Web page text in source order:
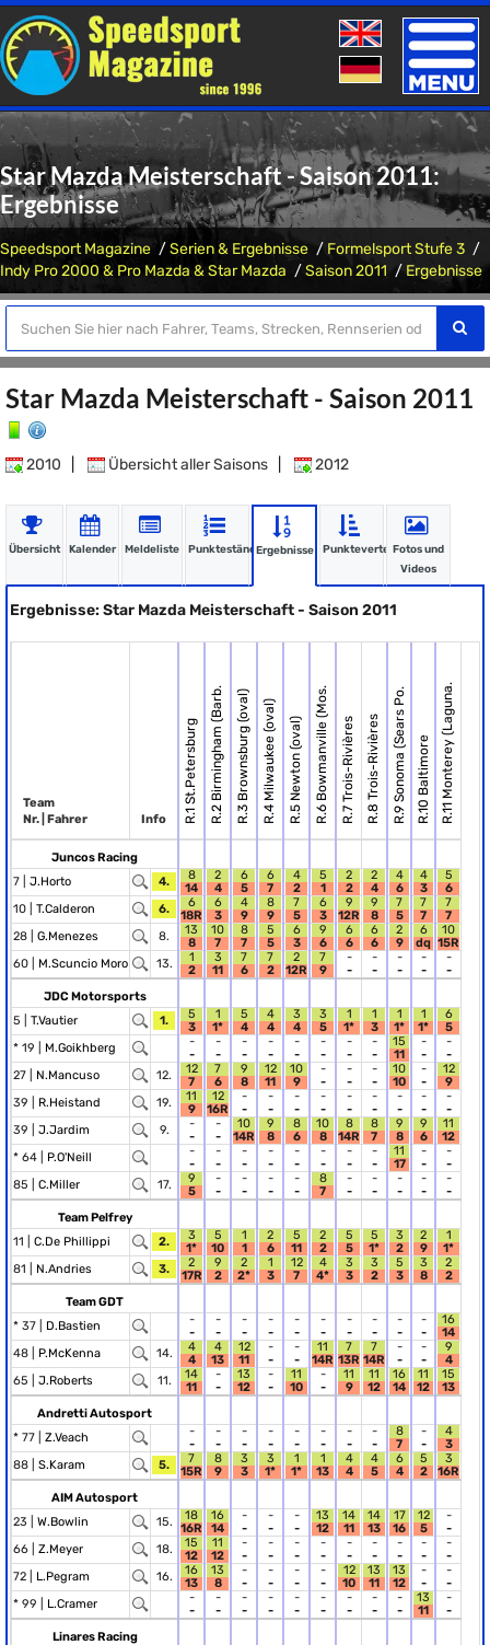
Toggle
Star Mazda Meisterschaft - Saison 2011:
Ergebnisse
Speedsport Magazine Serien & Ergebnisse
Formelsport Stufe 3
Indy Pro 2000 & Pro Mazda & Star Mazda
Saison 2011 Ergebnisse
Star Mazda Meisterschaft - Saison 2011
2010 Übersicht aller Saisons 2012
Übersicht Kalender Meldeliste PunkteständeErgebnisse PunkteverteilungFotos und
Videos
Ergebnisse: Star Mazda Meisterschaft - Saison 2011
Team
Nr. | Fahrer
Info R.1 St.PetersburgR.2 Birmingham (Barb.R.3 Brownsburg (oval)R.4 Milwaukee (oval)R.5 Newton (oval)R.6 Bowmanville (Mos.R.7 Trois-RivièresR.8 Trois-RivièresR.9 Sonoma (Sears Po.R.10 BaltimoreR.11 Monterey (Laguna.
Juncos Racing
7 | J.Horto 4.
8
14
2
4
6
5
6
7
4
2
5
1
2
2
2
4
4
6
4
3
5
6
10 | T.Calderon 6.
6
18R
6
3
4
9
8
9
7
5
6
3
9
12R
9
8
7
5
7
7
7
7
28 | G.Menezes 8.
13
8
10
7
8
7
5
5
6
3
9
6
6
6
6
6
2
9
6
dq
10
15R
60 | M.Scuncio Moro 13.
1
2
3
11
7
6
7
2
2
12R
7
9
-
-
-
-
-
-
-
-
-
-
JDC Motorsports
5 | T.Vautier 1.
5
3
1
1*
5
4
4
4
3
4
3
5
1
1*
1
3
1
1*
1
1*
6
5
* 19 | M.Goikhberg
-
-
-
-
-
-
-
-
-
-
-
-
-
-
-
-
15
11
-
-
-
-
27 | N.Mancuso 12.
12
7
7
6
9
8
12
11
10
9
-
-
-
-
-
-
10
10
-
-
12
9
39 | R.Heistand 19.
11
9
12
16R
-
-
-
-
-
-
-
-
-
-
-
-
-
-
-
-
-
-
39 | J.Jardim 9.
-
-
-
-
10
14R
9
8
8
6
10
8
8
14R
8
7
9
8
9
6
11
12
* 64 | P.O'Neill
-
-
-
-
-
-
-
-
-
-
-
-
-
-
-
-
11
17
-
-
-
-
85 | C.Miller 17.
9
5
-
-
-
-
-
-
-
-
8
7
-
-
-
-
-
-
-
-
-
-
Team Pelfrey
11 | C.De Phillippi 2.
3
1*
5
10
1
1
2
6
5
11
2
2
5
5
5
1*
3
2
2
9
1
1*
81 | N.Andries 3.
2
17R
9
2
2
2*
1
3
12
7
4
4*
3
3
3
2
5
3
3
8
2
2
Team GDT
* 37 | D.Bastien
-
-
-
-
-
-
-
-
-
-
-
-
-
-
-
-
-
-
-
-
16
14
48 | P.McKenna 14.
4
4
4
13
12
11
-
-
-
-
11
14R
7
13R
7
14R
-
-
-
-
9
4
65 | J.Roberts 11.
14
11
-
-
13
12
-
-
11
10
-
-
11
9
11
12
16
14
11
12
15
13
Andretti Autosport
* 77 | Z.Veach
-
-
-
-
-
-
-
-
-
-
-
-
-
-
-
-
8
7
-
-
4
3
88 | S.Karam 5.
7
15R
8
9
3
3
3
1*
1
1*
1
13
4
4
4
5
6
4
5
2
3
16R
AIM Autosport
23 | W.Bowlin 15.
18
16R
16
14
-
-
-
-
-
-
13
12
14
11
14
13
17
16
12
5
-
-
66 | Z.Meyer 18.
15
12
11
12
-
-
-
-
-
-
-
-
-
-
-
-
-
-
-
-
-
-
72 | L.Pegram 16.
16
13
13
8
-
-
-
-
-
-
-
-
12
10
13
11
13
12
-
-
-
-
* 99 | L.Cramer
-
-
-
-
-
-
-
-
-
-
-
-
-
-
-
-
-
-
13
11
-
-
Linares Racing